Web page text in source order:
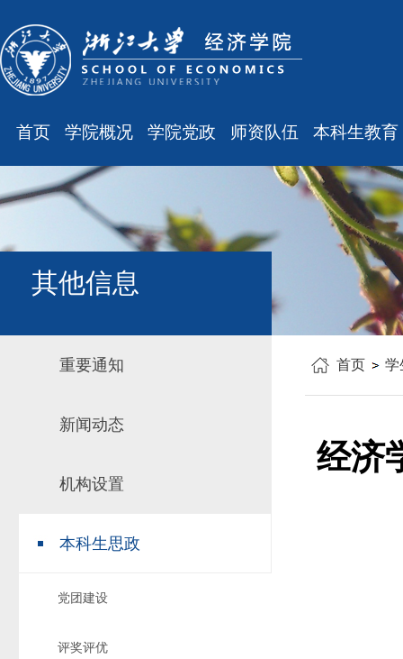
首页 学院概况
学院简介
现任领导
组织结构
学科设置
学院党政
会议通知
会议纪要
工会之声
师资队伍
最新消息
职称晋升
人事培训
博士后管理
本科生教育
最新消息
规章制度
课表、校历
主修专业确认
学籍管理
教学与教务
毕业论文
科研训练
对外交流
其他信息
重要通知
新闻动态
机构设置
本科生思政
党团建设
评奖评优
首页 学
经济